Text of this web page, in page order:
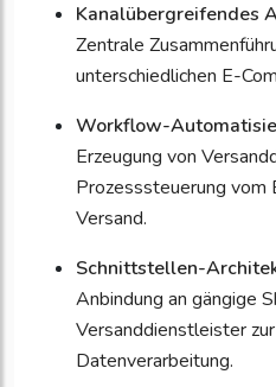
Kanalübergreifendes
Zentrale
unterschiedlichen E-
Workflow-
Erzeugung von
Prozesssteuerung vom
Versand.
Schnittstellen-
Anbindung an gängige
Versanddienstleister
Datenverarbeitung.